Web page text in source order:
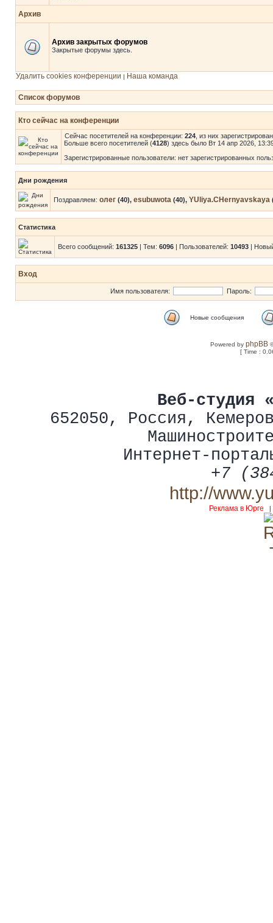
Архив
Архив закрытых форумов
Закрытые форумы здесь.
Удалить cookies конференции | Наша команда
Список форумов
Кто сейчас на конференции
Сейчас посетителей на конференции: 224 , из них
Больше всего посетителей (4128) здесь было Вт 14 апр 2026,
Зарегистрированные пользователи: нет зарегистрированных
Дни рождения
Поздравляем: олег (40), esubuwota (40), YUliya.CHernyavskaya
Статистика
Всего сообщений: 161325 | Тем: 6096 | Пользователей: 10493 |
Вход
Имя пользователя: Пароль:
Новые сообщения
Powered byphpBB
[ Time :
Веб-студия
652050, Россия ,
Интернет-
+7
http://
Реклама в Юрге